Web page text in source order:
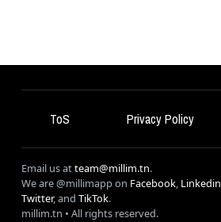
ToS Privacy Policy
Email us atteam@millim.tn.
We are @millimapp on Facebook, Linkedin
Twitter, and TikTok.
millim.tn • All rights reserved.